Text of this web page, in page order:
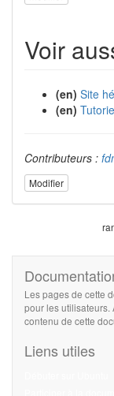
Voir
(en) Site
(en)
Contributeurs :
Modifier
Les pages de cette
pour les utilisateurs.
contenu de cette
Liens utiles